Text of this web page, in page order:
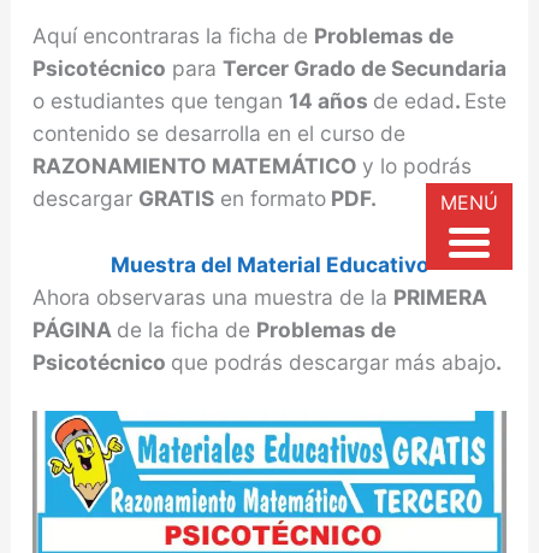
Aquí encontraras la ficha de Problemas de
Psicotécnico para Tercer Grado de Secundaria
o estudiantes que tengan 14 años de edad. Este
contenido se desarrolla en el curso de
RAZONAMIENTO MATEMÁTICO y lo podrás
descargar GRATISen formatoPDF.
Muestra del Material Educativo
Ahora observaras una muestra de la PRIMERA
PÁGINA de la ficha de Problemas de
Psicotécnico que podrás descargar más abajo.
MENÚ